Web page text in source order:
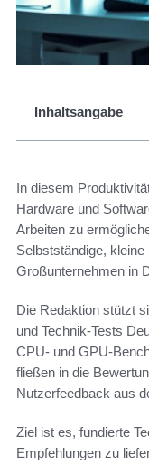
Inhaltsangabe
In diesem
Hardware und
Arbeiten zu
Selbstständige,
Großunternehmen in
Die Redaktion stützt
und Technik-Tests
CPU- und GPU-
fließen in die
Nutzerfeedback aus
Ziel ist es, fundierte
Empfehlungen zu